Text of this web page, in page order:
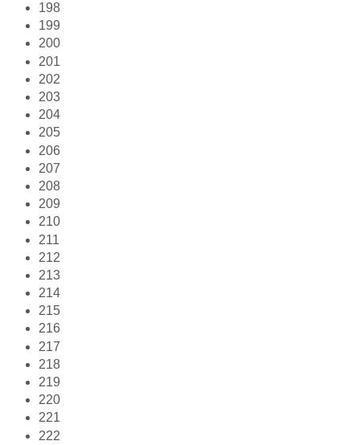
198
199
200
201
202
203
204
205
206
207
208
209
210
211
212
213
214
215
216
217
218
219
220
221
222